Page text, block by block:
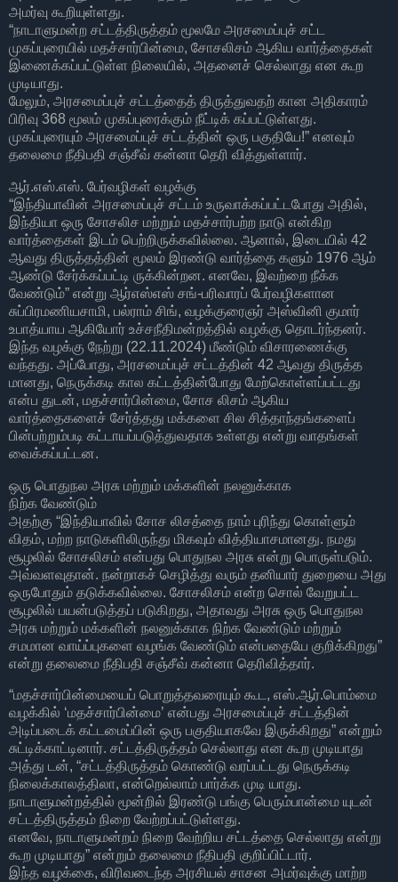
அமர்வு கூறியுள்ளது.
“நாடாளுமன்ற சட்டத்திருத்தம் மூலமே அரசமைப்புச் சட்ட
முகப்புரையில் மதச்சார்பின்மை, சோசலிசம் ஆகிய வார்த்தைகள்
இணைக்கப்பட்டுள்ள நிலையில், அதனைச் செல்லாது என கூற
முடியாது.
மேலும், அரசமைப்புச் சட்டத்தைத் திருத்துவதற் கான அதிகாரம்
பிரிவு 368 மூலம் முகப்புரைக்கும் நீட்டிக் கப்பட்டுள்ளது.
முகப்புரையும் அரசமைப்புச் சட்டத்தின் ஒரு பகுதியே!” எனவும்
தலைமை நீதிபதி சஞ்சீவ் கன்னா தெரி வித்துள்ளார்.
ஆர்.எஸ்.எஸ். பேர்வழிகள் வழக்கு
“இந்தியாவின் அரசமைப்புச் சட்டம் உருவாக்கப்பட்டபோது அதில்,
இந்தியா ஒரு சோசலிச மற்றும் மதச்சார்பற்ற நாடு என்கிற
வார்த்தைகள் இடம் பெற்றிருக்கவில்லை. ஆனால், இடையில் 42
ஆவது திருத்தத்தின் மூலம் இரண்டு வார்த்தை களும் 1976 ஆம்
ஆண்டு சேர்க்கப்பட்டி ருக்கின்றன. எனவே, இவற்றை நீக்க
வேண்டும்” என்று ஆர்எஸ்எஸ் சங்-பரிவாரப் பேர்வழிகளான
சுப்பிரமணியசாமி, பல்ராம் சிங், வழக்குரைஞர் அஸ்வினி குமார்
உபாத்யாய ஆகியோர் உச்சநீதிமன்றத்தில் வழக்கு தொடர்ந்தனர்.
இந்த வழக்கு நேற்று (22.11.2024) மீண்டும் விசாரணைக்கு
வந்தது. அப்போது, அரசமைப்புச் சட்டத்தின் 42 ஆவது திருத்த
மானது, நெருக்கடி கால கட்டத்தின்போது மேற்கொள்ளப்பட்டது
என்ப துடன், மதச்சார்பின்மை, சோச லிசம் ஆகிய
வார்த்தைகளைச் சேர்த்தது மக்களை சில சித்தாந்தங்களைப்
பின்பற்றும்படி கட்டாயப்படுத்துவதாக உள்ளது என்று வாதங்கள்
வைக்கப்பட்டன.
ஒரு பொதுநல அரசு மற்றும் மக்களின் நலனுக்காக
நிற்க வேண்டும்
அதற்கு “இந்தியாவில் சோச லிசத்தை நாம் புரிந்து கொள்ளும்
விதம், மற்ற நாடுகளிலிருந்து மிகவும் வித்தியாசமானது. நமது
சூழலில் சோசலிசம் என்பது பொதுநல அரசு என்று பொருள்படும்.
அவ்வளவுதான். நன்றாகச் செழித்து வரும் தனியார் துறையை அது
ஒருபோதும் தடுக்கவில்லை. சோசலிசம் என்ற சொல் வேறுபட்ட
சூழலில் பயன்படுத்தப் படுகிறது, அதாவது அரசு ஒரு பொதுநல
அரசு மற்றும் மக்களின் நலனுக்காக நிற்க வேண்டும் மற்றும்
சமமான வாய்ப்புகளை வழங்க வேண்டும் என்பதையே குறிக்கிறது”
என்று தலைமை நீதிபதி சஞ்சீவ் கன்னா தெரிவித்தார்.
“மதச்சார்பின்மையைப் பொறுத்தவரையும் கூட, எஸ்.ஆர்.பொம்மை
வழக்கில் ‘மதச்சார்பின்மை’ என்பது அரசமைப்புச் சட்டத்தின்
அடிப்படைக் கட்டமைப்பின் ஒரு பகுதியாகவே இருக்கிறது” என்றும்
சுட்டிக்காட்டினார். சட்டத்திருத்தம் செல்லாது என கூற முடியாது
அத்து டன், “சட்டத்திருத்தம் கொண்டு வரப்பட்டது நெருக்கடி
நிலைக்காலத்திலா, என்றெல்லாம் பார்க்க முடி யாது.
நாடாளுமன்றத்தில் மூன்றில் இரண்டு பங்கு பெரும்பான்மை யுடன்
சட்டத்திருத்தம் நிறை வேற்றப்பட்டுள்ளது.
எனவே, நாடாளுமன்றம் நிறை வேற்றிய சட்டத்தை செல்லாது என்று
கூற முடியாது” என்றும் தலைமை நீதிபதி குறிப்பிட்டார்.
இந்த வழக்கை, விரிவடைந்த அரசியல் சாசன அமர்வுக்கு மாற்ற